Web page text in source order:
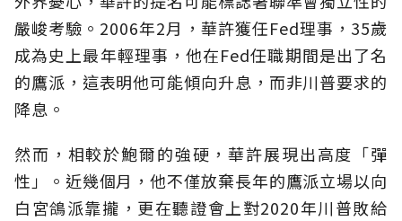
嚴峻考驗。2006年2月，華許獲任Fed理事，35歲
成為史上最年輕理事，他在Fed任職期間是出了名
的鷹派，這表明他可能傾向升息，而非川普要求的
降息。
然而，相較於鮑爾的強硬，華許展現出高度「彈
性」。近幾個月，他不僅放棄長年的鷹派立場以向
白宮鴿派靠攏，更在聽證會上對2020年川普敗給